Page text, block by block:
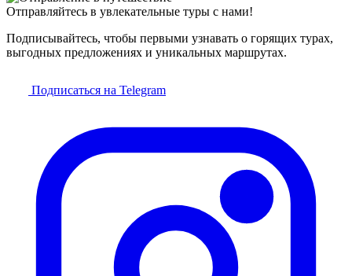
Отправляйтесь в увлекательные туры с нами!
Подписывайтесь, чтобы первыми узнавать о горящих турах,
выгодных предложениях и уникальных маршрутах.
Подписаться на Telegram